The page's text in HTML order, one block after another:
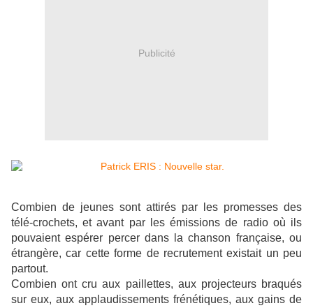
Publicité
Combien de jeunes sont attirés par les promesses des
télé-crochets, et avant par les émissions de radio où ils
pouvaient espérer percer dans la chanson française, ou
étrangère, car cette forme de recrutement existait un peu
partout.
Combien ont cru aux paillettes, aux projecteurs braqués
sur eux, aux applaudissements frénétiques, aux gains de